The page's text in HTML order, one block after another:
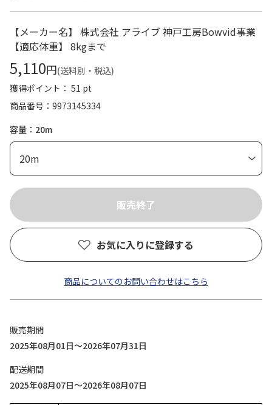
【メーカー名】 株式会社 アライブ 神戸工房Bowvid事業
【適応体重】 8kgまで
5,110円(送料別・税込)
獲得ポイント： 51 pt
商品番号
9973145334
容量：20m
お気に入りに登録する
商品についてのお問い合わせはこちら
販売期間
2025年08月01日～2026年07月31日
配送期間
2025年08月07日～2026年08月07日